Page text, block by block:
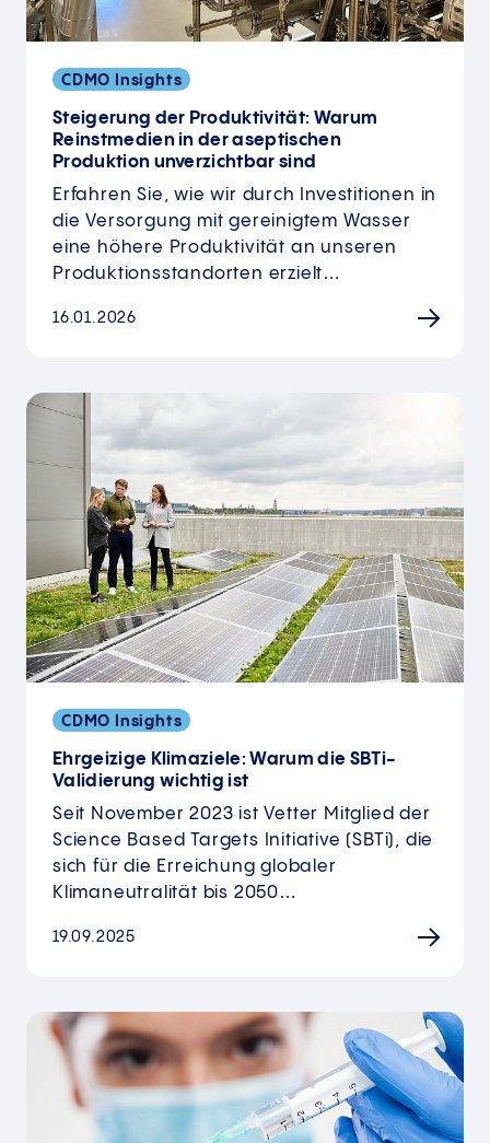
CDMO Insights
Steigerung der Produktivität: Warum
Reinstmedien in der aseptischen
Produktion unverzichtbar sind
Erfahren Sie, wie wir durch Investitionen in
die Versorgung mit gereinigtem Wasser
eine höhere Produktivität an unseren
Produktionsstandorten erzielt…
16.01.2026
CDMO Insights
Ehrgeizige Klimaziele: Warum die SBTi-
Validierung wichtig ist
Seit November 2023 ist Vetter Mitglied der
Science Based Targets Initiative (SBTi), die
sich für die Erreichung globaler
Klimaneutralität bis 2050…
19.09.2025